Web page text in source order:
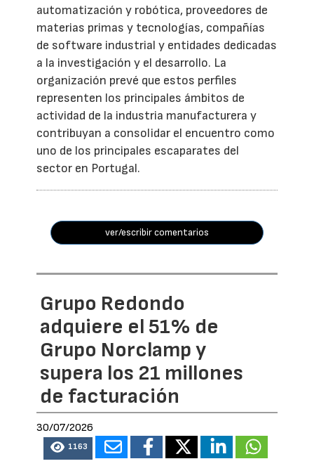
automatización y robótica, proveedores de
materias primas y tecnologías, compañías
de software industrial y entidades dedicadas
a la investigación y el desarrollo. La
organización prevé que estos perfiles
representen los principales ámbitos de
actividad de la industria manufacturera y
contribuyan a consolidar el encuentro como
uno de los principales escaparates del
sector en Portugal.
ver/escribir comentarios
Grupo Redondo
adquiere el 51% de
Grupo Norclamp y
supera los 21 millones
de facturación
30/07/2026
1163